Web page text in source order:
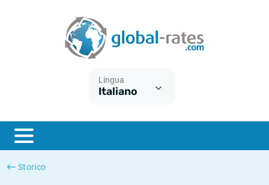
Lingua
Italiano
Storico
ESTER
SONIA
Cos'è l'inflazione CPI?
Cos'è l'inflazione HICP?
Inflazione Italia
Inflazione Stati Uniti
Tassi storici Euribor
Tassi storici di SONIA
Tassi storici di TONAR
Calcolatore dell’inflazione